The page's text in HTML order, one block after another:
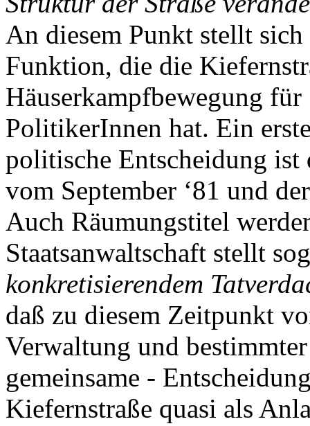
An diesem Punkt stellt sich
Funktion, die die
Häuserkampfbewegung
PolitikerInnen hat. Ein
politische Entscheidung ist
vom September ‘81 und
Auch Räumungstitel
Staatsanwaltschaft stellt
konkretisierendem
daß zu diesem Zeitpunkt
Verwaltung und
gemeinsame -
Kiefernstraße quasi als